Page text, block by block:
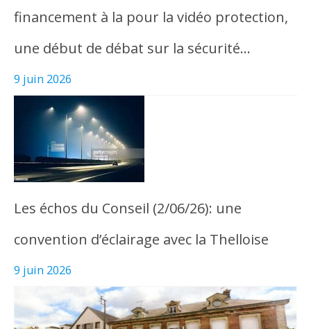
financement à la pour la vidéo protection,
une début de débat sur la sécurité…
9 juin 2026
Les échos du Conseil (2/06/26): une
convention d’éclairage avec la Thelloise
9 juin 2026